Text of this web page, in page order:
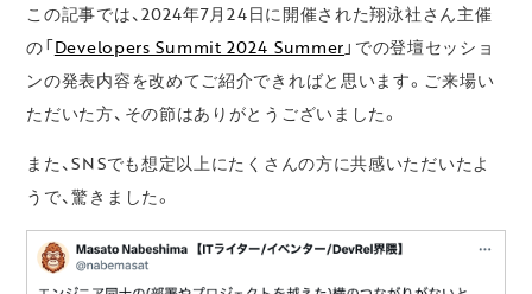
この記事では、2024年7月24日に開催された翔泳社さん主催
の「Developers Summit 2024 Summer」での登壇セッショ
ンの発表内容を改めてご紹介できればと思います。ご来場い
ただいた方、その節はありがとうございました。
また、SNSでも想定以上にたくさんの方に共感いただいたよ
うで、驚きました。